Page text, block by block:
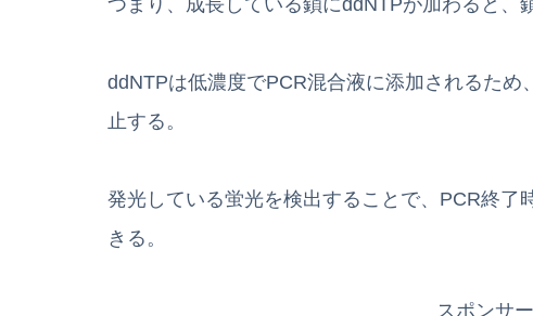
つまり、成長している鎖にddNTPが加わると、
ddNTPは低濃度でPCR混合液に添加されるた
止する。
発光している蛍光を検出することで、PCR終
きる。
スポンサ